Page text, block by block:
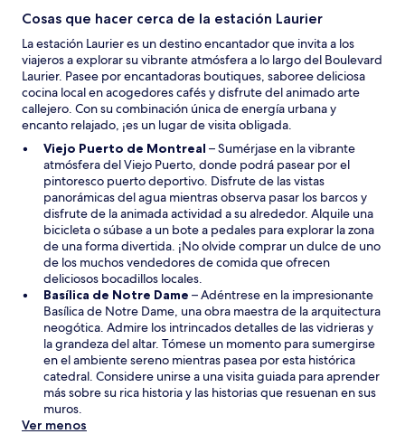
a
n
u
e
v
a
v
n
t
a
n
a
Cosas que hacer cerca de la estación Laurier
La estación Laurier es un destino encantador que invita a los
viajeros a explorar su vibrante atmósfera a lo largo del Boulevard
Laurier. Pasee por encantadoras boutiques, saboree deliciosa
cocina local en acogedores cafés y disfrute del animado arte
callejero. Con su combinación única de energía urbana y
encanto relajado, ¡es un lugar de visita obligada.
Viejo Puerto de Montreal S
e
a
b
r
i
r
á
n
u
n
a
n
u
e
– Sumérjase en la vibrante
atmósfera del Viejo Puerto, donde podrá pasear por el
pintoresco puerto deportivo. Disfrute de las vistas
panorámicas del agua mientras observa pasar los barcos y
disfrute de la animada actividad a su alrededor. Alquile una
bicicleta o súbase a un bote a pedales para explorar la zona
de una forma divertida. ¡No olvide comprar un dulce de uno
de los muchos vendedores de comida que ofrecen
deliciosos bocadillos locales.
Basílica de Notre Dame S
e
a
b
r
i
r
– Adéntrese en la impresionante
Basílica de Notre Dame, una obra maestra de la arquitectura
neogótica. Admire los intrincados detalles de las vidrieras y
la grandeza del altar. Tómese un momento para sumergirse
en el ambiente sereno mientras pasea por esta histórica
catedral. Considere unirse a una visita guiada para aprender
más sobre su rica historia y las historias que resuenan en sus
muros.
Ver menos